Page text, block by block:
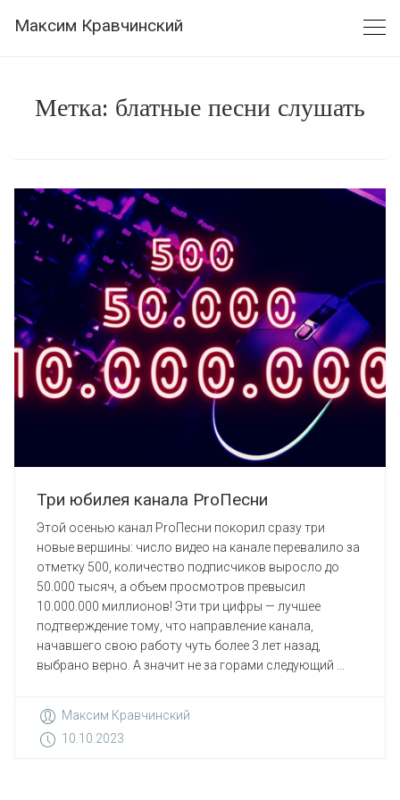
Максим Кравчинский
Метка: блатные песни слушать
Три юбилея канала ProПесни
Этой осенью канал ProПесни покорил сразу три
новые вершины: число видео на канале перевалило за
отметку 500, количество подписчиков выросло до
50.000 тысяч, а объем просмотров превысил
10.000.000 миллионов! Эти три цифры — лучшее
подтверждение тому, что направление канала,
начавшего свою работу чуть более 3 лет назад,
выбрано верно. А значит не за горами следующий ...
Максим Кравчинский
10.10.2023